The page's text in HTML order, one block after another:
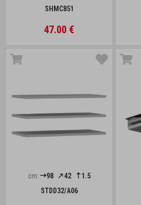
SHMC851
47.00 €
cm: 98 42
1.5
STDD32/A06